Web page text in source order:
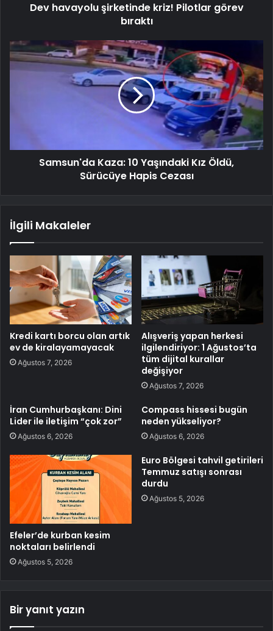
Dev havayolu şirketinde kriz! Pilotlar görev
bıraktı
Samsun'da Kaza: 10 Yaşındaki Kız Öldü,
Sürücüye Hapis Cezası
İlgili Makaleler
Kredi kartı borcu olan artık
ev de kiralayamayacak
Ağustos 7, 2026
Alışveriş yapan herkesi
ilgilendiriyor: 1 Ağustos’ta
tüm dijital kurallar
değişiyor
Ağustos 7, 2026
İran Cumhurbaşkanı: Dini
Lider ile iletişim “çok zor”
Ağustos 6, 2026
Compass hissesi bugün
neden yükseliyor?
Ağustos 6, 2026
Efeler’de kurban kesim
noktaları belirlendi
Ağustos 5, 2026
Euro Bölgesi tahvil getirileri
Temmuz satışı sonrası
durdu
Ağustos 5, 2026
Bir yanıt yazın